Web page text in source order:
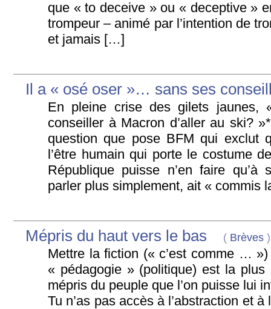
que « to deceive » ou « deceptive »
trompeur – animé par l’intention de
et jamais […]
Il a « osé oser »… sans ses
En pleine crise des gilets jaunes,
conseiller à Macron d’aller au ski?
question que pose BFM qui exclut
l’être humain qui porte le costume
République puisse n’en faire qu’à
parler plus simplement, ait « commis
Mépris du haut vers le bas ( Brèves )
Mettre la fiction (« c’est comme …
« pédagogie » (politique) est la plus
mépris du peuple que l’on puisse lui
Tu n’as pas accès à l’abstraction et